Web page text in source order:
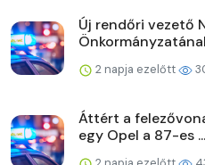
Új rendőri vezető
2 napja ezelőtt
Áttért a
egy Opel a 87-es ...